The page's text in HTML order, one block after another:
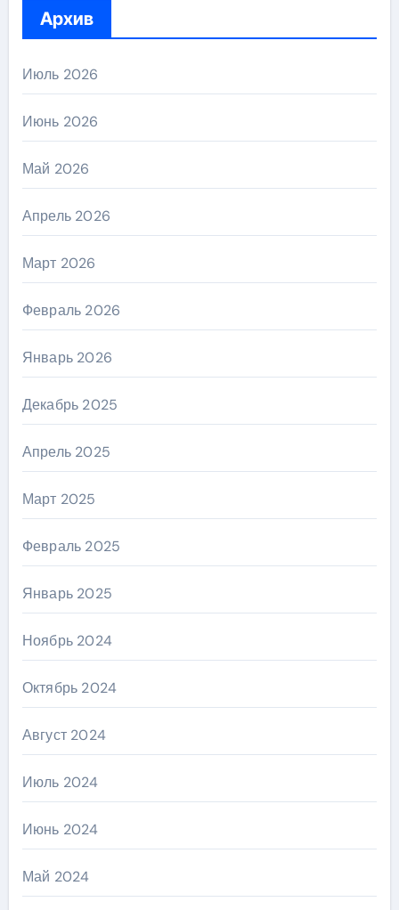
Архив
Июль 2026
Июнь 2026
Май 2026
Апрель 2026
Март 2026
Февраль 2026
Январь 2026
Декабрь 2025
Апрель 2025
Март 2025
Февраль 2025
Январь 2025
Ноябрь 2024
Октябрь 2024
Август 2024
Июль 2024
Июнь 2024
Май 2024